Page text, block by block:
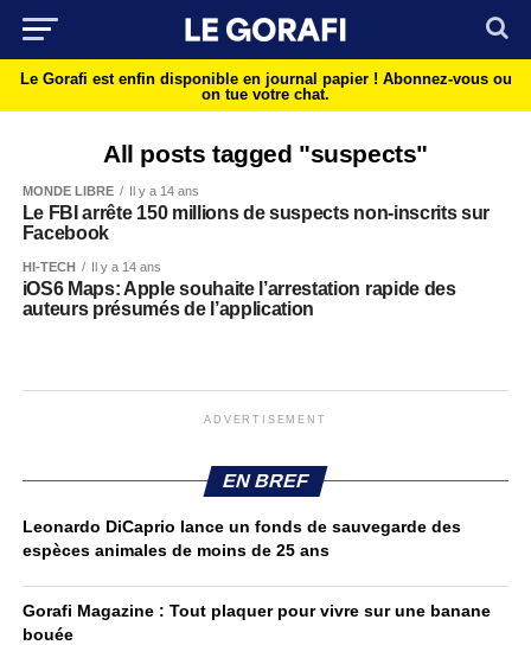
Le Gorafi est enfin disponible en journal papier ! Abonnez-vous ou
on tue votre chat.
All posts tagged "suspects"
MONDE LIBRE Il y a 14 ans
Le FBI arrête 150 millions de suspects non-inscrits sur
Facebook
HI-TECH Il y a 14 ans
iOS6 Maps: Apple souhaite l’arrestation rapide des
auteurs présumés de l’application
ADVERTISEMENT
EN BREF
Leonardo DiCaprio lance un fonds de sauvegarde des
espèces animales de moins de 25 ans
Gorafi Magazine : Tout plaquer pour vivre sur une banane
bouée